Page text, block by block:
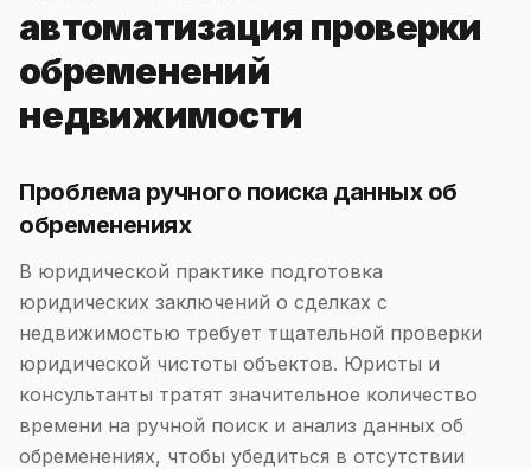
автоматизация проверки
обременений
недвижимости
Проблема ручного поиска данных об
обременениях
В юридической практике подготовка
юридических заключений о сделках с
недвижимостью требует тщательной проверки
юридической чистоты объектов. Юристы и
консультанты тратят значительное количество
времени на ручной поиск и анализ данных об
обременениях, чтобы убедиться в отсутствии